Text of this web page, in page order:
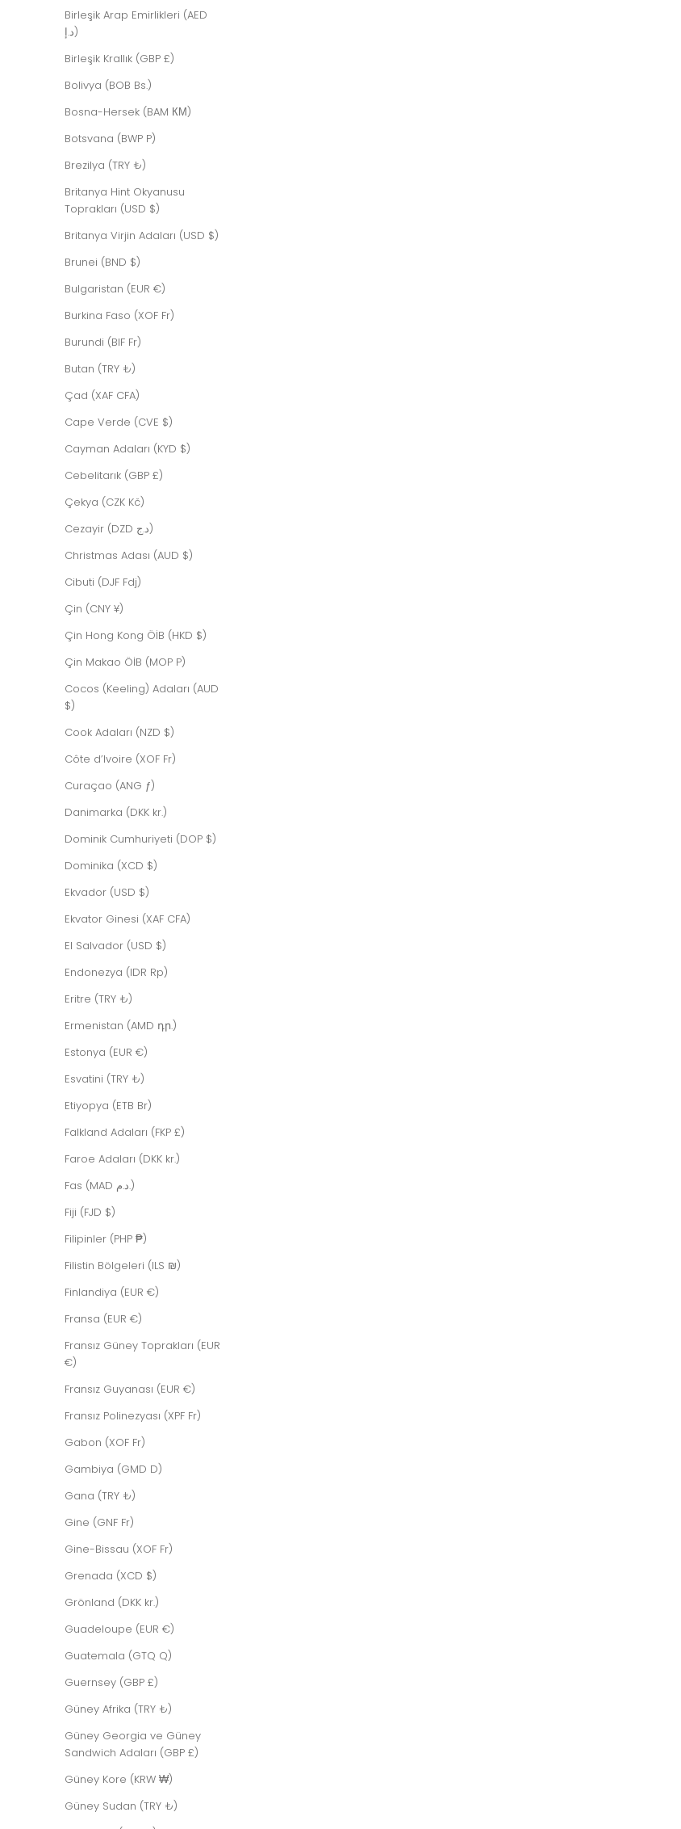
Birleşik Arap Emirlikleri (AED
د.إ)
Birleşik Krallık (GBP £)
Bolivya (BOB Bs.)
Bosna-Hersek (BAM КМ)
Botsvana (BWP P)
Brezilya (TRY ₺)
Britanya Hint Okyanusu
Toprakları (USD $)
Britanya Virjin Adaları (USD $)
Brunei (BND $)
Bulgaristan (EUR €)
Burkina Faso (XOF Fr)
Burundi (BIF Fr)
Butan (TRY ₺)
Çad (XAF CFA)
Cape Verde (CVE $)
Cayman Adaları (KYD $)
Cebelitarık (GBP £)
Çekya (CZK Kč)
Cezayir (DZD د.ج)
Christmas Adası (AUD $)
Cibuti (DJF Fdj)
Çin (CNY ¥)
Çin Hong Kong ÖİB (HKD $)
Çin Makao ÖİB (MOP P)
Cocos (Keeling) Adaları (AUD
$)
Cook Adaları (NZD $)
Côte d’Ivoire (XOF Fr)
Curaçao (ANG ƒ)
Danimarka (DKK kr.)
Dominik Cumhuriyeti (DOP $)
Dominika (XCD $)
Ekvador (USD $)
Ekvator Ginesi (XAF CFA)
El Salvador (USD $)
Endonezya (IDR Rp)
Eritre (TRY ₺)
Ermenistan (AMD դր.)
Estonya (EUR €)
Esvatini (TRY ₺)
Etiyopya (ETB Br)
Falkland Adaları (FKP £)
Faroe Adaları (DKK kr.)
Fas (MAD د.م.)
Fiji (FJD $)
Filipinler (PHP ₱)
Filistin Bölgeleri (ILS ₪)
Finlandiya (EUR €)
Fransa (EUR €)
Fransız Güney Toprakları (EUR
€)
Fransız Guyanası (EUR €)
Fransız Polinezyası (XPF Fr)
Gabon (XOF Fr)
Gambiya (GMD D)
Gana (TRY ₺)
Gine (GNF Fr)
Gine-Bissau (XOF Fr)
Grenada (XCD $)
Grönland (DKK kr.)
Guadeloupe (EUR €)
Guatemala (GTQ Q)
Guernsey (GBP £)
Güney Afrika (TRY ₺)
Güney Georgia ve Güney
Sandwich Adaları (GBP £)
Güney Kore (KRW ₩)
Güney Sudan (TRY ₺)
GREACE BORDEAUX
TÜKENDI